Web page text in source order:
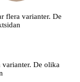
flera varianter. De
varianter. De olika